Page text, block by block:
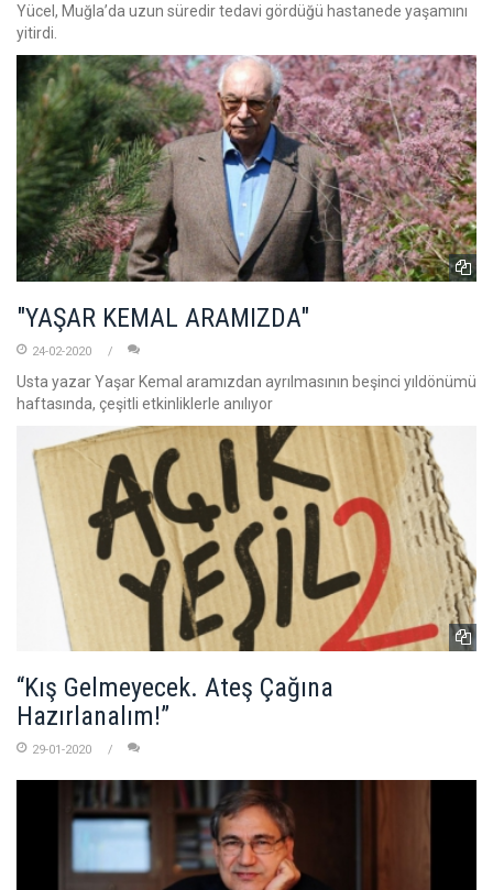
Yücel, Muğla’da uzun süredir tedavi gördüğü hastanede yaşamını
yitirdi.
"YAŞAR KEMAL ARAMIZDA"
24-02-2020
Usta yazar Yaşar Kemal aramızdan ayrılmasının beşinci yıldönümü
haftasında, çeşitli etkinliklerle anılıyor
“Kış Gelmeyecek. Ateş Çağına
Hazırlanalım!”
29-01-2020